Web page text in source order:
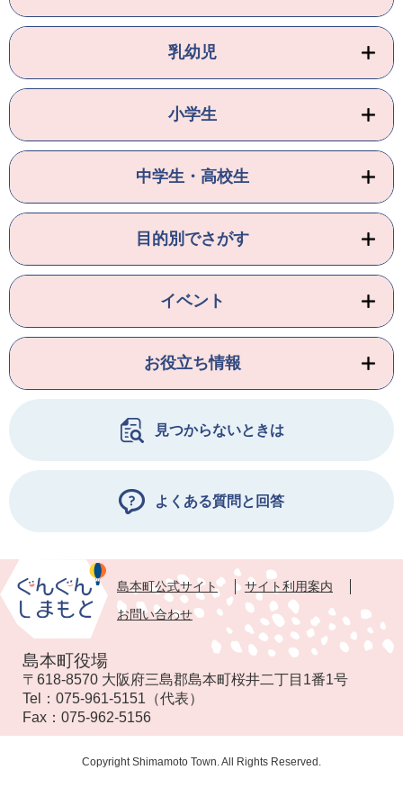
乳幼児
小学生
中学生・高校生
目的別でさがす
イベント
お役立ち情報
見つからないときは
よくある質問と回答
島本町公式サイト
サイト利用案内
お問い合わせ
島本町役場
〒618-8570 大阪府三島郡島本町桜井二丁目1番1号
Tel： 075-961-5151 （代表）
Fax： 075-962-5156
Copyright Shimamoto Town. All Rights Reserved.